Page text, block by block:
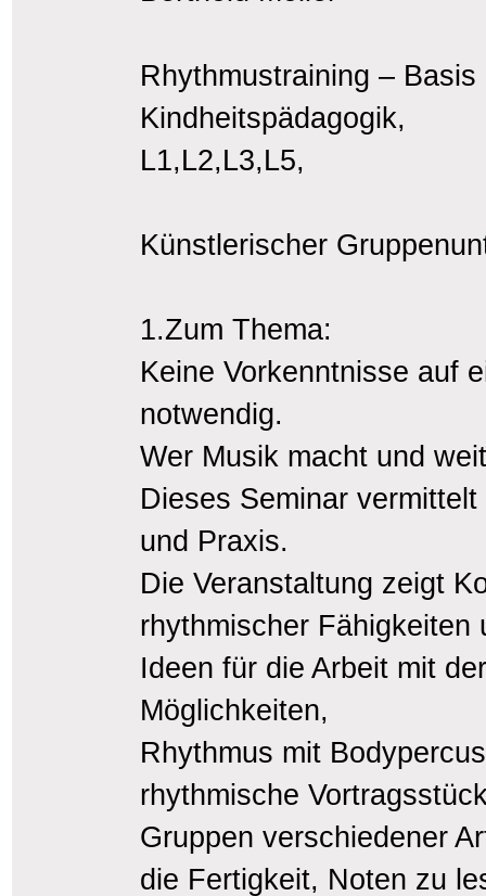
Rhythmustraining –
Kindheitspädagogik,
L1,L2,L3,L5,
Künstlerischer
1.Zum Thema:
Keine Vorkenntnisse auf
notwendig.
Wer Musik macht und
Dieses Seminar
und Praxis.
Die Veranstaltung zeigt
rhythmischer Fähigkeiten
Ideen für die Arbeit mit
Möglichkeiten,
Rhythmus mit
rhythmische
Gruppen verschiedener
die Fertigkeit, Noten zu